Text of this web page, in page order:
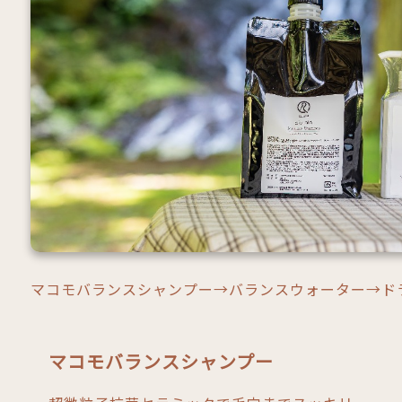
マコモバランスシャンプー→バランスウォーター→ド
マコモバランスシャンプー